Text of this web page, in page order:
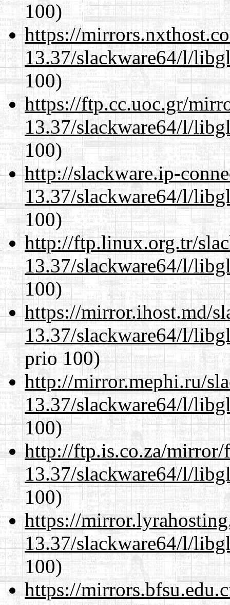
100)
https://
13.37/slackware64/l/
100)
https://ftp.cc.uoc.gr/
13.37/slackware64/l/
100)
http://slackware.ip-
13.37/slackware64/l/
100)
http://ftp.linux.org.tr/
13.37/slackware64/l/
100)
https://mirror.ihost.md/
13.37/slackware64/l/
prio 100)
http://mirror.mephi.ru/
13.37/slackware64/l/
100)
http://ftp.is.co.za/mirror/
13.37/slackware64/l/
100)
https://
13.37/slackware64/l/
100)
https://